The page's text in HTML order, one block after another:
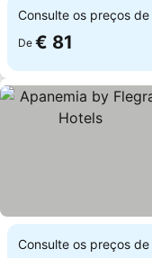
Consulte os preços de
De € 81
Consulte os preços de